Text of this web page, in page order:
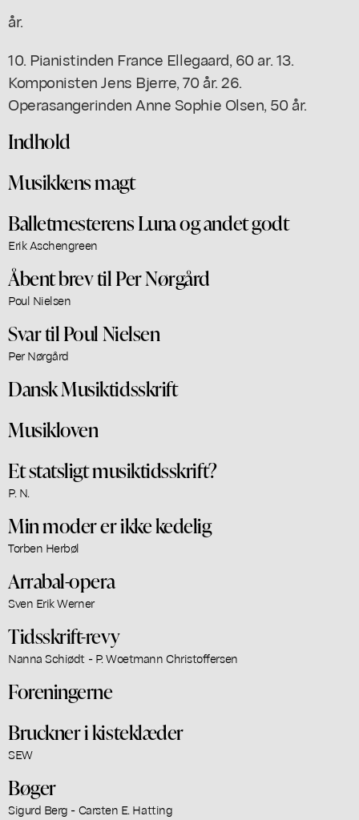
år.
10. Pianistinden France Ellegaard, 60 ar. 13.
Komponisten Jens Bjerre, 70 år. 26.
Operasangerinden Anne Sophie Olsen, 50 år.
Indhold
Musikkens magt
Balletmesterens Luna og andet godt
Erik Aschengreen
Åbent brev til Per Nørgård
Poul Nielsen
Svar til Poul Nielsen
Per Nørgård
Dansk Musiktidsskrift
Musikloven
Et statsligt musiktidsskrift?
P. N.
Min moder er ikke kedelig
Torben Herbøl
Arrabal-opera
Sven Erik Werner
Tidsskrift-revy
Nanna Schiødt - P. Woetmann Christoffersen
Foreningerne
Bruckner i kisteklæder
SEW
Bøger
Sigurd Berg - Carsten E. Hatting